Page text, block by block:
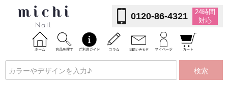
0120-86-4321
24時間
対応
検索